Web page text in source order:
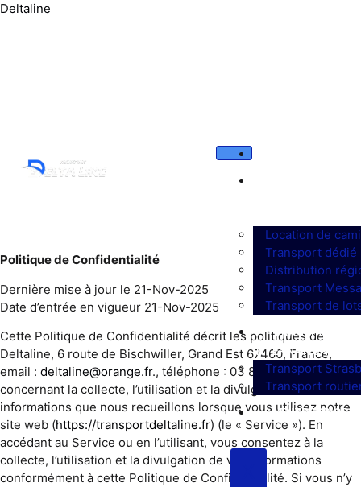
Deltaline
Location de
Transport dédié
Distribution
Transport
Transport de
TRANSPORT
INTERNATIONAL
Transport
Transport
L’ENTREPRISE
Politique de Confidentialité
Dernière mise à jour le 21-Nov-2025
Date d’entrée en vigueur 21-Nov-2025
Cette Politique de Confidentialité décrit les politiques de
Deltaline, 6 route de Bischwiller, Grand Est 67460, France,
email : deltaline@orange.fr., téléphone : 03 88 36 66 38
concernant la collecte, l’utilisation et la divulgation de vos
informations que nous recueillons lorsque vous utilisez notre
site web (https://transportdeltaline.fr) (le « Service »). En
accédant au Service ou en l’utilisant, vous consentez à la
collecte, l’utilisation et la divulgation de vos informations
conformément à cette Politique de Confidentialité. Si vous n’y